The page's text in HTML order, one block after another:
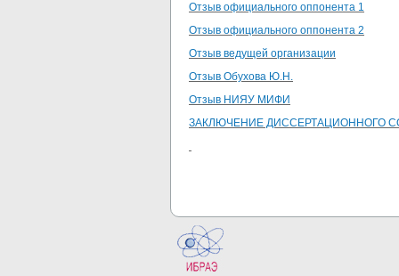
Отзыв официального оппонента 1
Отзыв официального оппонента 2
Отзыв ведущей организации
Отзыв Обухова Ю.Н.
Отзыв НИЯУ МИФИ
ЗАКЛЮЧЕНИЕ ДИССЕРТАЦИОННОГО